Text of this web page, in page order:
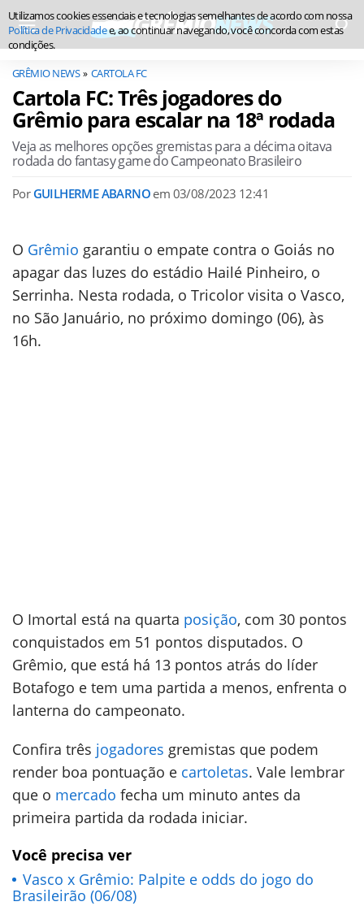
GRÊMIO NEWS CARTOLA FC
Cartola FC: Três jogadores do
Grêmio para escalar na 18ª rodada
Veja as melhores opções gremistas para a décima oitava
rodada do fantasy game do Campeonato Brasileiro
Por GUILHERME ABARNO em 03/08/2023 12:41
O Grêmio garantiu o empate contra o Goiás no
apagar das luzes do estádio Hailé Pinheiro, o
Serrinha. Nesta rodada, o Tricolor visita o Vasco,
no São Januário, no próximo domingo (06), às
16h.
O Imortal está na quarta posição, com 30 pontos
conquistados em 51 pontos disputados. O
Grêmio, que está há 13 pontos atrás do líder
Botafogo e tem uma partida a menos, enfrenta o
lanterna do campeonato.
Confira três jogadores gremistas que podem
render boa pontuação e cartoletas. Vale lembrar
que o mercado fecha um minuto antes da
primeira partida da rodada iniciar.
Você precisa ver
Vasco x Grêmio: Palpite e odds do jogo do
Brasileirão (06/08)
Utilizamos cookies essenciais e tecnologias semelhantes de acordo com nossa
Política de Privacidadee, ao continuar navegando, você concorda com estas
condições.